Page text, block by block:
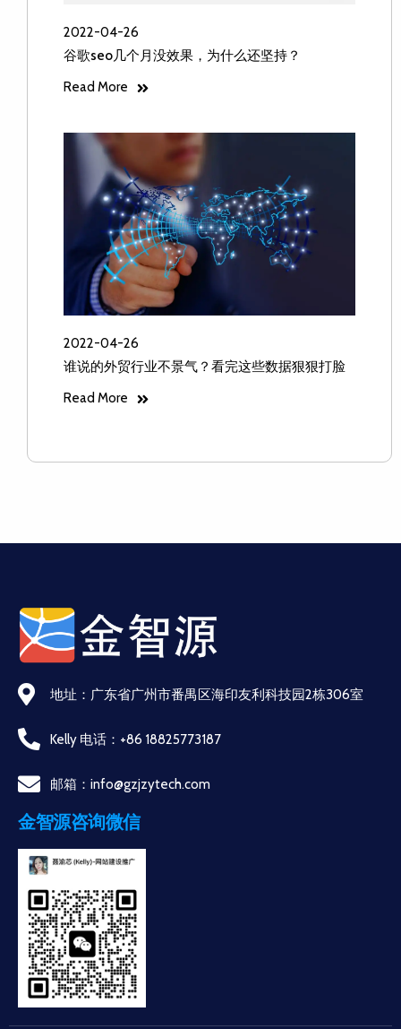
2022-04-26
谷歌seo几个月没效果，为什么还坚持？
Read More
2022-04-26
谁说的外贸行业不景气？看完这些数据狠狠打脸
Read More
地址：广东省广州市番禺区海印友利科技园2栋306室
Kelly 电话：+86 18825773187
邮箱：info@gzjzytech.com
金智源咨询微信